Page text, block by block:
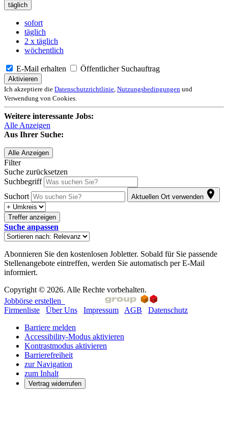
täglich
sofort
täglich
2 x täglich
wöchentlich
E-Mail erhalten Öffentlicher Suchauftrag
Aktivieren
Ich akzeptiere die Datenschutzrichtlinie Nutzungsbedingungen und
Verwendung von Cookies.
Weitere interessante Jobs:
Alle Anzeigen
Aus Ihrer Suche:
Alle Anzeigen
Filter
Suche zurücksetzen
Suchbegriff
Suchort
Aktuellen Ort verwenden
Treffer anzeigen
Suche anpassen
Abonnieren Sie den kostenlosen Jobletter. Sobald für Sie passende
Stellenangebote eintreffen, werden Sie automatisch per E-Mail
informiert.
Copyright © 2026. Alle Rechte vorbehalten.
Jobbörse erstellen
Firmenliste
Über Uns Impressum AGB
Datenschutz
Barriere melden
Accessibility-Modus aktivieren
Kontrastmodus aktivieren
Barrierefreiheit
zur Navigation
zum Inhalt
Vertrag widerrufen